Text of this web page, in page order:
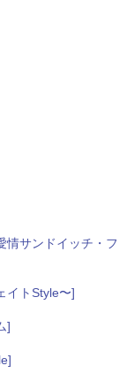
情サンドイッチ・フ
イトStyle〜]
]